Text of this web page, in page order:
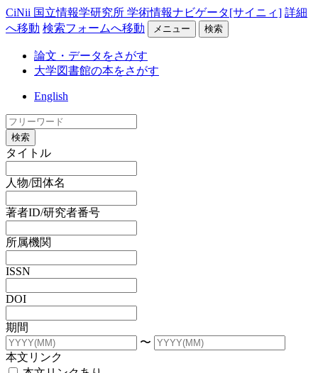
CiNii 国立情報学研究所 学術情報ナビゲータ[サイニィ] 詳細
へ移動 検索フォームへ移動 メニュー 検索
論文・データをさがす
大学図書館の本をさがす
English
検索
タイトル
人物/団体名
著者ID/研究者番号
所属機関
ISSN
DOI
期間
〜
本文リンク